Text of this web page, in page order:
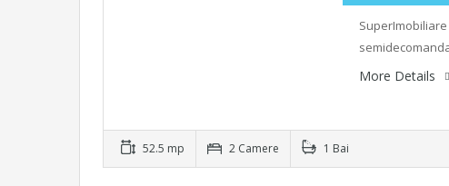
More Details
52.5 mp 2 Camere 1 Bai